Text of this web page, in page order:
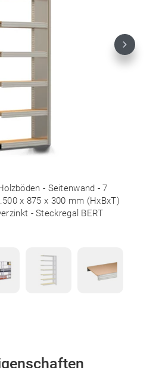
- Seitenwand - 7
x 875 x 300 mm (HxBxT)
- Steckregal BERT
Next